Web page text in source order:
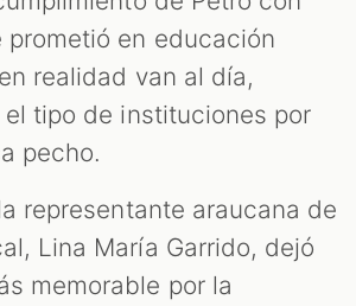
prometió en educación
realidad van al día,
el tipo de instituciones por
pecho.
representante araucana de
Lina María Garrido, dejó
memorable por la